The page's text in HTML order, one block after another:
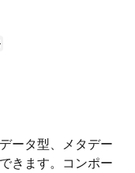
ータ型、メタデー
きます。コンポー